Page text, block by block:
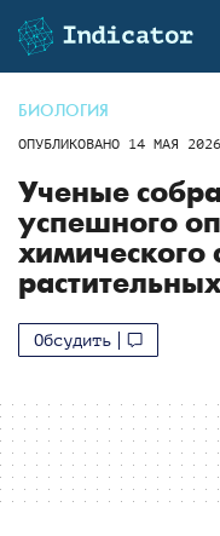
БИОЛОГИЯ
ОПУБЛИКОВАНО 14 МАЯ
Ученые
успешного
химического
Обсудить